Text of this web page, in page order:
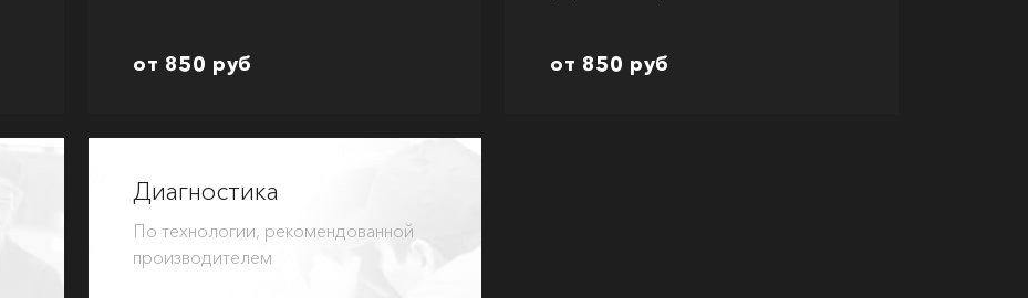
от 850 руб от 850 руб
Диагностика
По технологии, рекомендованной
производителем